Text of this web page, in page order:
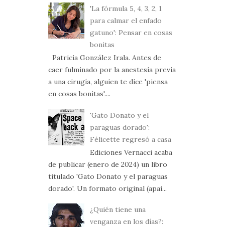
'La fórmula 5, 4, 3, 2, 1
para calmar el enfado
gatuno': Pensar en cosas
bonitas
Patricia González Irala. Antes de
caer fulminado por la anestesia previa
a una cirugía, alguien te dice 'piensa
en cosas bonitas'....
'Gato Donato y el
paraguas dorado':
Félicette regresó a casa
Ediciones Vernacci acaba
de publicar (enero de 2024) un libro
titulado 'Gato Donato y el paraguas
dorado'. Un formato original (apai...
¿Quién tiene una
venganza en los días?: